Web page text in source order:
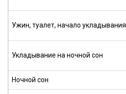
Ужин, туалет, начало укладывания
Укладывание на ночной сон
Ночной сон